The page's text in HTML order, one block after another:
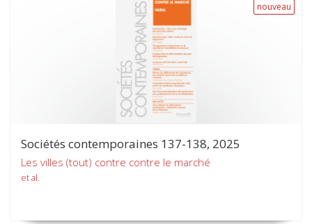
nouveau
Sociétés contemporaines 137-138, 2025
Les villes (tout) contre contre le marché
et al.